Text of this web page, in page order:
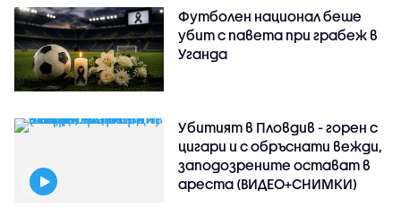
Футболен национал беше
убит с павета при грабеж в
Уганда
Убитият в Пловдив - горен с
цигари и с обръснати вежди,
заподозрените остават в
ареста (ВИДЕО+СНИМКИ)